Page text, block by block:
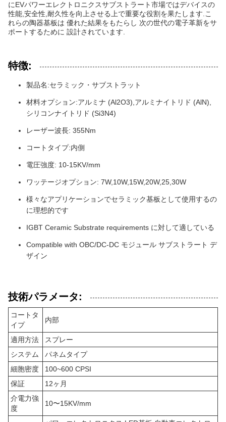
にEVパワーエレクトロニクスサブストラート市場ではデバイスの
性能,安全性,耐久性を向上させる上で重要な役割を果たします.こ
れらの陶器基板は 優れた結果をもたらし 次の世代の電子革新をサ
ポートするために 設計されています.
特徴:
製品名:セラミック・サブストラット
材料オプション:アルミナ (Al2O3),アルミナイトリド (AlN),
シリコンナイトリド (Si3N4)
レーザー波長: 355Nm
コートタイプ:内側
電圧強度: 10-15KV/mm
ワッテージオプション: 7W,10W,15W,20W,25,30W
様々なアプリケーションでセラミック基板として使用するの
に理想的です
IGBT Ceramic Substrate requirements に対して適している
Compatible with OBC/DC-DC モジュール サブストラート デ
ザイン
技術パラメータ:
コートタ
イプ
内部
適用方法
スプレー
システム
パネムタイプ
細胞密度
100~600 CPSI
保証
12ヶ月
介電力強
度
10〜15KV/mm